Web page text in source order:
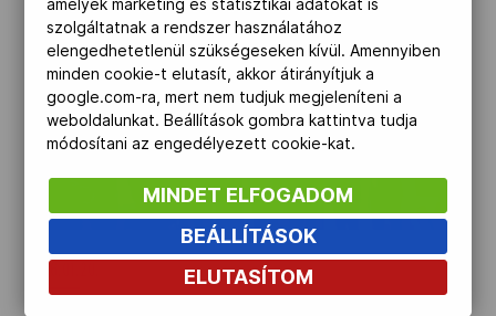
Bizottságának csütörtöki díjátadó gáláján a
Magyar Testnevelési és Sporttudományi
Egyetem (TF) dr. Koltai Jenő
Sportközpontjában.
Kemény Ferenc-emléktábla Brassóban,
közönségtalálkozó Sepsiszentgyörgyön" />
amelyek marketing és statisztikai adatokat is
szolgáltatnak a rendszer használatához
elengedhetetlenül szükségeseken kívül. Amennyiben
minden cookie-t elutasít, akkor átirányítjuk a
google.com-ra, mert nem tudjuk megjeleníteni a
weboldalunkat. Beállítások gombra kattintva tudja
módosítani az engedélyezett cookie-kat.
MINDET ELFOGADOM
BEÁLLÍTÁSOK
ELUTASÍTOM